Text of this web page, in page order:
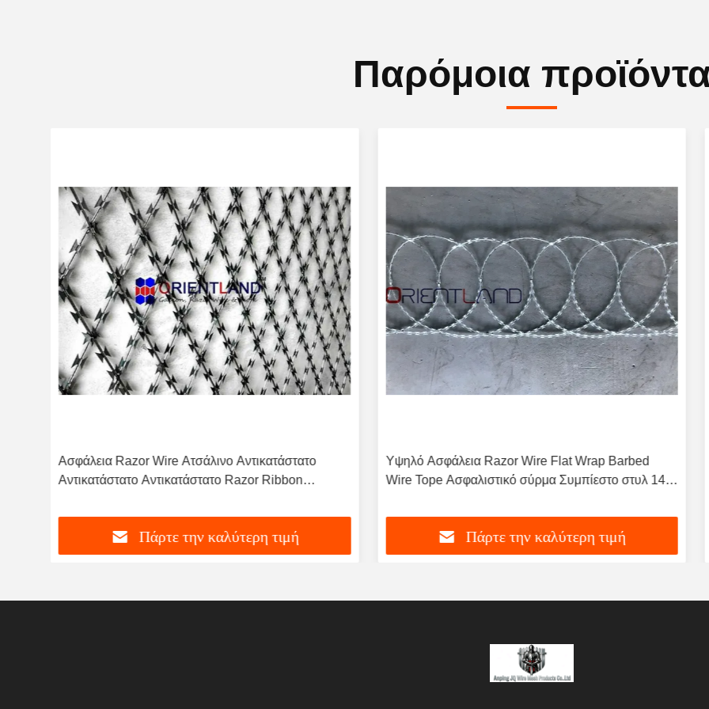
Παρόμοια
Ασφάλεια Razor Wire Ατσάλινο Αντικατάστατο
Αντικατάστατο Αντικατάστατο Razor Ribbon
Πάρτε την καλύτερη τιμή
Υψηλό Ασφάλεια Razor Wire Flat Wrap Barbed
Wire Tope Ασφαλιστικό σύρμα Συμπίεστο στυλ 14-
Πάρτε την καλύτερη τιμή